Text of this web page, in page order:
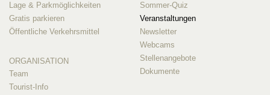
Lage & Parkmöglichkeiten
Gratis parkieren
Öffentliche Verkehrsmittel
ORGANISATION
Team
Tourist-Info
Sommer-Quiz
Veranstaltungen
Newsletter
Webcams
Stellenangebote
Dokumente